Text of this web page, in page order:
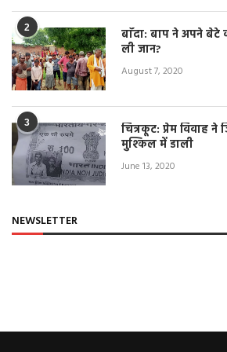
2
बाँदा: बाप ने अपने बेटे
ली जान?
August 7, 2020
3
चित्रकूट: प्रेम विवाह ने
मुश्किल में डाली
June 13, 2020
NEWSLETTER